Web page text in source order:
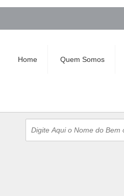
Home Quem Somos